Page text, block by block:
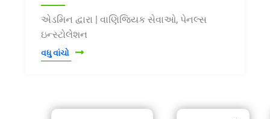
એડમિન દ્વારા | વાણિજ્યિક સેવાઓ, પેનલ્સ
ઇન્સ્ટોલેશન
વધુ વાંચો